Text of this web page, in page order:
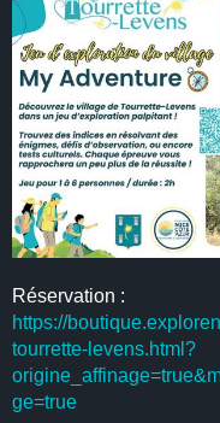
Réservation :
https://
tourrette-levens.html?
ge=true